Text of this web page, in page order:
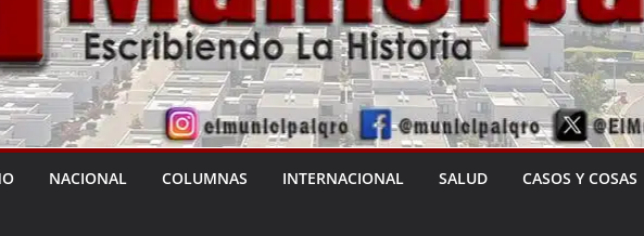
NACIONAL COLUMNAS INTERNACIONAL SALUD CASOS Y COSAS